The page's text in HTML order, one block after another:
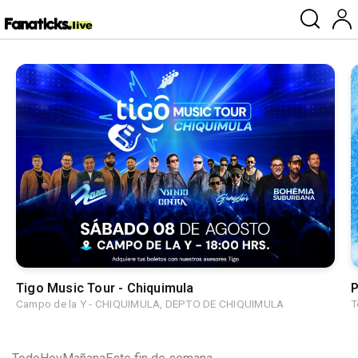
Tigo Music Tour - Chiquimula
Campo de la Y - CHIQUIMULA, DEPTO DE CHIQUIMULA